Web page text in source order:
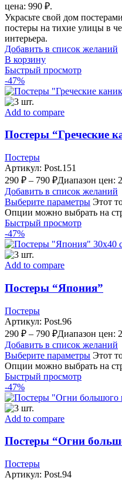
цена: 990 ₽.
Украсьте свой дом
постеры на тихие улицы в
интерьера.
Добавить в список желаний
В корзину
Быстрый просмотр
-47%
Add to compare
Постеры “Греческие
Постеры
Артикул: Post.151
290 ₽ – 790 ₽Диапазон цен:
Добавить в список желаний
Выберите параметры Этот
Опции можно выбрать на
Быстрый просмотр
-47%
Add to compare
Постеры “Япония”
Постеры
Артикул: Post.96
290 ₽ – 790 ₽Диапазон цен:
Добавить в список желаний
Выберите параметры Этот
Опции можно выбрать на
Быстрый просмотр
-47%
Add to compare
Постеры “Огни
Постеры
Артикул: Post.94